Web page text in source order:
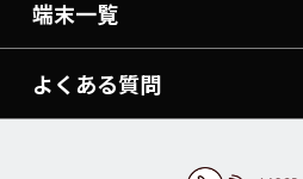
端末一覧
よくある質問